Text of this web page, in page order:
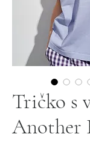
Tričko s
Another